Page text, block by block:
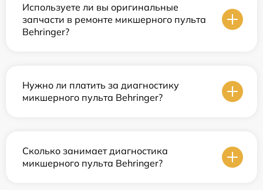
Используете ли вы оригинальные
запчасти в ремонте микшерного пульта
Behringer?
Нужно ли платить за диагностику
микшерного пульта Behringer?
Сколько занимает диагностика
микшерного пульта Behringer?